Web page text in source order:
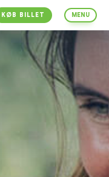
KØB BILLET MENU